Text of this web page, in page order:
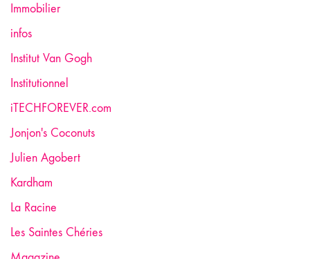
Immobilier
infos
Institut Van Gogh
Institutionnel
iTECHFOREVER.com
Jonjon's Coconuts
Julien Agobert
Kardham
La Racine
Les Saintes Chéries